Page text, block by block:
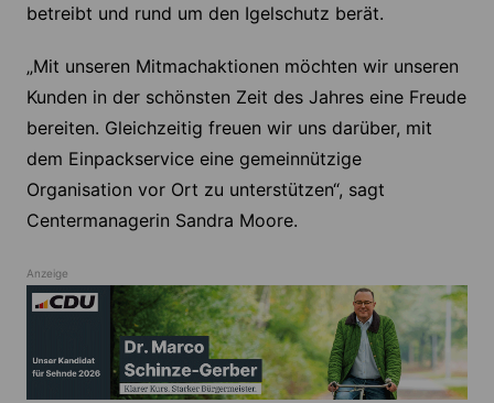
betreibt und rund um den Igelschutz berät.
„Mit unseren Mitmachaktionen möchten wir unseren
Kunden in der schönsten Zeit des Jahres eine Freude
bereiten. Gleichzeitig freuen wir uns darüber, mit
dem Einpackservice eine gemeinnützige
Organisation vor Ort zu unterstützen“, sagt
Centermanagerin Sandra Moore.
Anzeige